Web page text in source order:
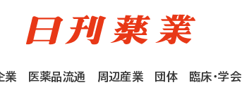
業 医薬品流通 周辺産業 団体 臨床・学会